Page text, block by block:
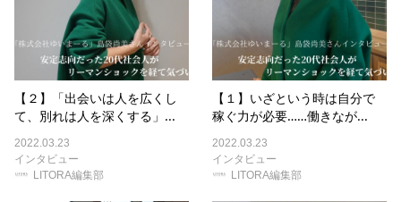
【２】「出会いは人を広くし
て、別れは人を深くする」...
2022.03.23
インタビュー
LITORA編集部
【１】いざという時は自分で
稼ぐ力が必要……働きなが...
2022.03.23
インタビュー
LITORA編集部